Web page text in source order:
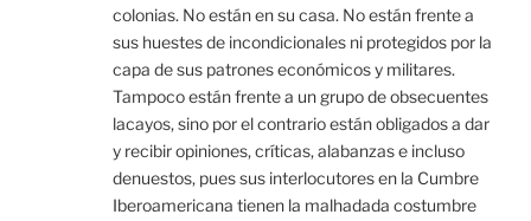
colonias. No están en su casa. No están frente a
sus huestes de incondicionales ni protegidos por la
capa de sus patrones económicos y militares.
Tampoco están frente a un grupo de obsecuentes
lacayos, sino por el contrario están obligados a dar
y recibir opiniones, críticas, alabanzas e incluso
denuestos, pues sus interlocutores en la Cumbre
Iberoamericana tienen la malhadada costumbre